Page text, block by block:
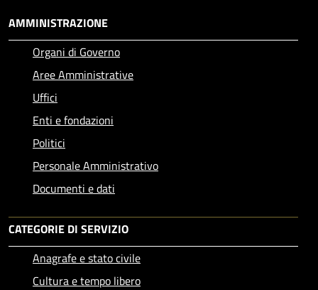
AMMINISTRAZIONE
Organi di Governo
Aree Amministrative
Uffici
Enti e fondazioni
Politici
Personale Amministrativo
Documenti e dati
CATEGORIE DI SERVIZIO
Anagrafe e stato civile
Cultura e tempo libero